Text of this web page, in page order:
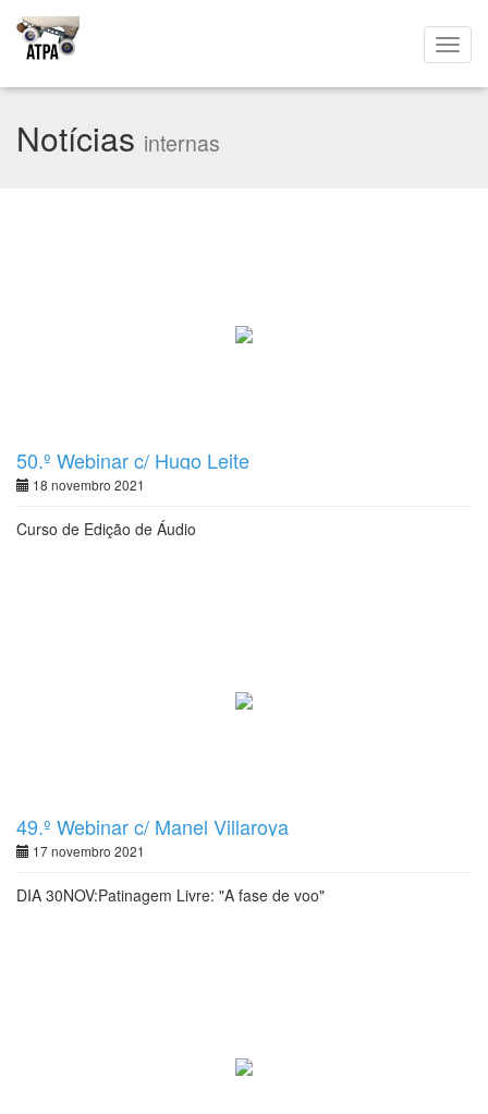
Notícias internas
50.º Webinar c/ Hugo Leite
18 novembro 2021
Curso de Edição de Áudio
49.º Webinar c/ Manel Villaroya
17 novembro 2021
DIA 30NOV:Patinagem Livre: "A fase de voo"